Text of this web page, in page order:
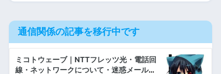
通信関係の記事を移行中です